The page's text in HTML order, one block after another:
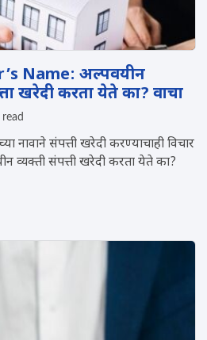
Name: अल्पवयीन
खरेदी करता येते का? वाचा
संपत्ती खरेदी करण्याचाही विचार
व्यक्ती संपत्ती खरेदी करता येते का?